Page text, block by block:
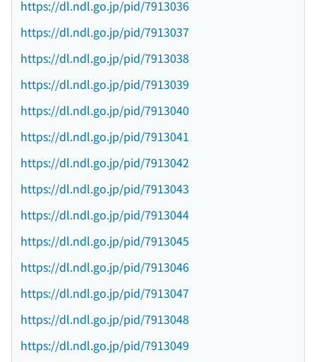
https://dl.ndl.go.jp/pid/7913036
https://dl.ndl.go.jp/pid/7913037
https://dl.ndl.go.jp/pid/7913038
https://dl.ndl.go.jp/pid/7913039
https://dl.ndl.go.jp/pid/7913040
https://dl.ndl.go.jp/pid/7913041
https://dl.ndl.go.jp/pid/7913042
https://dl.ndl.go.jp/pid/7913043
https://dl.ndl.go.jp/pid/7913044
https://dl.ndl.go.jp/pid/7913045
https://dl.ndl.go.jp/pid/7913046
https://dl.ndl.go.jp/pid/7913047
https://dl.ndl.go.jp/pid/7913048
https://dl.ndl.go.jp/pid/7913049